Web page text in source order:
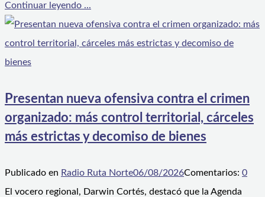
Continuar leyendo ...
Presentan nueva ofensiva contra el crimen
organizado: más control territorial, cárceles
más estrictas y decomiso de bienes
Publicado en Radio Ruta Norte06/08/2026Comentarios: 0
El vocero regional, Darwin Cortés, destacó que la Agenda